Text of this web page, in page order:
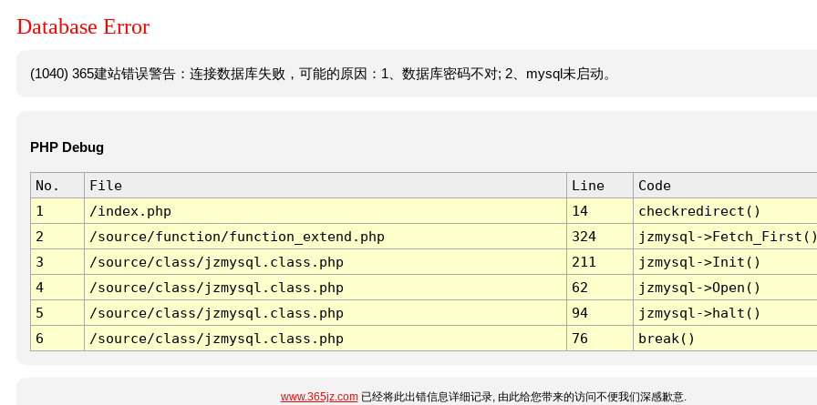
Database Error
(1040) 365建站错误警告：连接数据库失败，可能的原因：1、数据库密码不对; 2、mysql未启动。
PHP Debug
No. File Line
Code
1
/index.php 14
checkredirect()
2
/source/function/function_extend.php 324
jzmysql-
3
/source/class/jzmysql.class.php 211
jzmysql->Init()
4
/source/class/jzmysql.class.php 62
jzmysql->Open()
5
/source/class/jzmysql.class.php 94
jzmysql->halt()
6
/source/class/jzmysql.class.php 76 break()
www.365jz.com已经将此出错信息详细记录, 由此给您带来的访问不便我们深感歉意.